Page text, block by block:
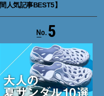
間人気記事BEST5】
5